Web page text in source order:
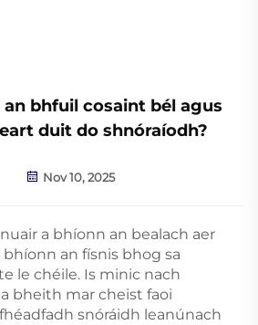
an bhfuil cosaint bél agus
duit do shnóraíodh?
Nov 10, 2025
a bhíonn an bealach aer
an físnis bhog sa
le chéile. Is minic nach
bheith mar cheist faoi
snóráidh leanúnach